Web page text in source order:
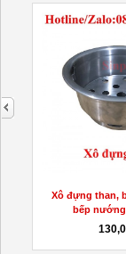
Xô đựng than,
bếp